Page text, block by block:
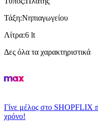
Τάξη:Νηπιαγωγείου
Λίτρα:6 lt
Δες όλα τα χαρακτηριστικά
Γίνε μέλος στο SHOPFLIX
χρόνο!